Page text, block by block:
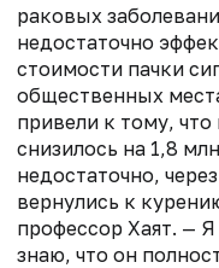
раковых
недостаточно
стоимости пачки
общественных
привели к тому,
снизилось на 1,8
недостаточно,
вернулись к
профессор Хаят. — Я
знаю, что он